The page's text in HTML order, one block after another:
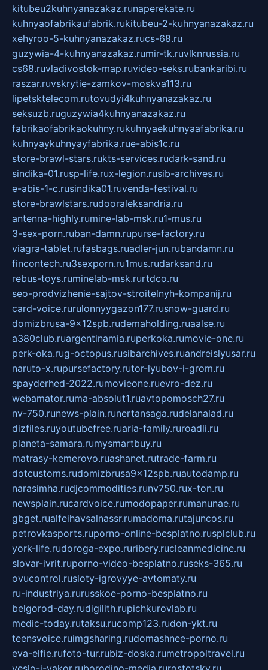
kitubeu2kuhnyanazakaz.runaperekate.ru
kuhnyaofabrikaufabrik.rukitubeu-2-kuhnyanazakaz.ru
xehyroo-5-kuhnyanazakaz.rucs-68.ru
guzywia-4-kuhnyanazakaz.rumir-tk.ruvlknrussia.ru
cs68.ruvladivostok-map.ruvideo-seks.rubankaribi.ru
raszar.ruvskrytie-zamkov-moskva113.ru
lipetsktelecom.rutovudyi4kuhnyanazakaz.ru
seksuzb.ruguzywia4kuhnyanazakaz.ru
fabrikaofabrikaokuhny.rukuhnyaekuhnyaafabrika.ru
kuhnyaykuhnyayfabrika.rue-abis1c.ru
store-brawl-stars.rukts-services.rudark-sand.ru
sindika-01.rusp-life.rux-legion.rusib-archives.ru
e-abis-1-c.rusindika01.ruvenda-festival.ru
store-brawlstars.rudooraleksandria.ru
antenna-highly.rumine-lab-msk.ru1-mus.ru
3-sex-porn.ruban-damn.rupurse-factory.ru
viagra-tablet.rufasbags.ruadler-jun.rubandamn.ru
fincontech.ru3sexporn.ru1mus.rudarksand.ru
rebus-toys.ruminelab-msk.rurtdco.ru
seo-prodvizhenie-sajtov-stroitelnyh-kompanij.ru
card-voice.rurulonnyygazon177.rusnow-guard.ru
domizbrusa-9x12spb.rudemaholding.ruaalse.ru
a380club.ruargentinamia.ruperkoka.rumovie-one.ru
perk-oka.rug-octopus.rusibarchives.ruandreislyusar.ru
naruto-x.rupursefactory.rutor-lyubov-i-grom.ru
spayderhed-2022.rumovieone.ruevro-dez.ru
webamator.ruma-absolut1.ruavtopomosch27.ru
nv-750.runews-plain.runertansaga.rudelanalad.ru
dizfiles.ruyoutubefree.ruaria-family.ruroadli.ru
planeta-samara.rumysmartbuy.ru
matrasy-kemerovo.ruashanet.rutrade-farm.ru
dotcustoms.rudomizbrusa9x12spb.ruautodamp.ru
narasimha.rudjcommodities.runv750.rux-ton.ru
newsplain.rucardvoice.rumodopaper.rumanunae.ru
gbget.rualfeihavsalnassr.rumadoma.rutajuncos.ru
petrovkasports.ruporno-online-besplatno.rusplclub.ru
york-life.rudoroga-expo.ruribery.rucleanmedicine.ru
slovar-ivrit.ruporno-video-besplatno.ruseks-365.ru
ovucontrol.rusloty-igrovyye-avtomaty.ru
ru-industriya.rurusskoe-porno-besplatno.ru
belgorod-day.rudigilith.rupichkurovlab.ru
medic-today.rutaksu.rucomp123.rudon-ykt.ru
teensvoice.ruimgsharing.rudomashnee-porno.ru
eva-elfie.rufoto-tur.rubiz-doska.rumetropoltravel.ru